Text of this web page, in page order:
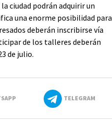
ciudad podrán adquirir un
una enorme posibilidad para
deberán inscribirse vía
de los talleres deberán
de julio.
TELEGRAM